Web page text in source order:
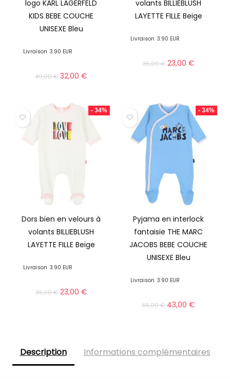
logo KARL LAGERFELD
KIDS BEBE COUCHE
UNISEXE Bleu
Livraison 3.90 EUR
49,00€ 32,00€
volants BILLIEBLUSH
LAYETTE FILLE Beige
Livraison 3.90 EUR
35,00€ 23,00 €
- 34%
Dors bien en velours à
volants BILLIEBLUSH
LAYETTE FILLE Beige
Livraison 3.90 EUR
35,00€ 23,00 €
- 34%
Pyjama en interlock
fantaisie THE MARC
JACOBS BEBE COUCHE
UNISEXE Bleu
Livraison 3.90 EUR
65,00€ 43,00€
Description Informations complémentaires